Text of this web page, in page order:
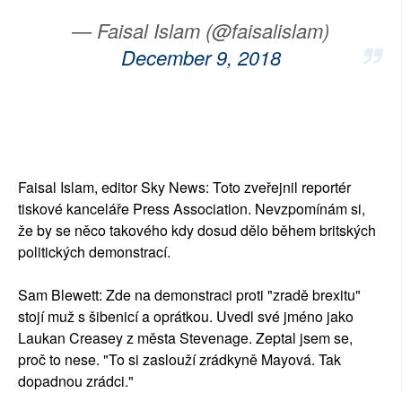
— Faisal Islam (@faisalislam)
December 9, 2018
Faisal Islam, editor Sky News: Toto zveřejnil reportér
tiskové kanceláře Press Association. Nevzpomínám si,
že by se něco takového kdy dosud dělo během britských
politických demonstrací.
Sam Blewett: Zde na demonstraci proti "zradě brexitu"
stojí muž s šibenicí a oprátkou. Uvedl své jméno jako
Laukan Creasey z města Stevenage. Zeptal jsem se,
proč to nese. "To si zaslouží zrádkyně Mayová. Tak
dopadnou zrádci."